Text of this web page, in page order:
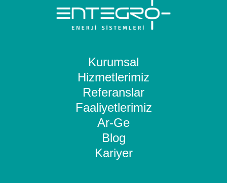
Kurumsal
Hizmetlerimiz
Referanslar
Faaliyetlerimiz
Ar-Ge
Blog
Kariyer